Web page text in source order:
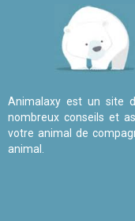
Animalaxy est un site
nombreux conseils et
votre animal de
animal.